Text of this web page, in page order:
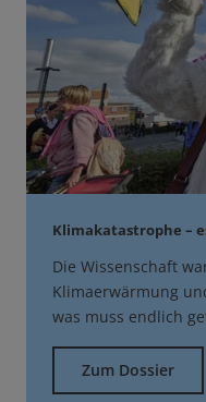
Klimakatastrophe –
Die Wissenschaft
Klimaerwärmung
was muss endlich
Zum Dossier